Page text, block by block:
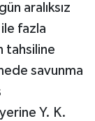
aralıksız
ile fazla
tahsiline
savunma
Y. K.